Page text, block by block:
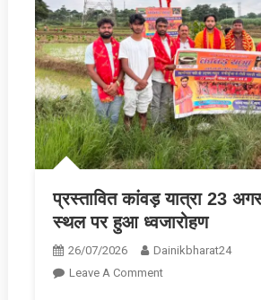
प्रस्तावित कांवड़ यात्रा 23
स्थल पर हुआ ध्वजारोहण
26/07/2026
Dainikbharat24
Leave A CommentOn